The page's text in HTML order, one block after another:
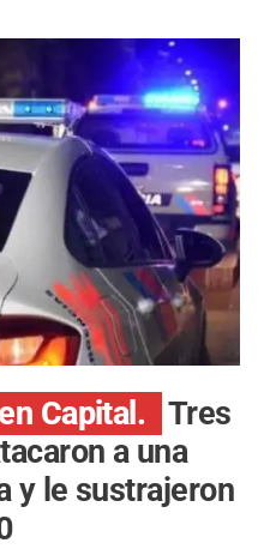
Capital. Tres
a una
y le sustrajeron